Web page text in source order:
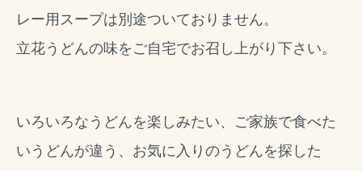
レー用スープは別途ついておりません。
立花うどんの味をご自宅でお召し上がり下さい。
いろいろなうどんを楽しみたい、ご家族で食べた
いうどんが違う、お気に入りのうどんを探した